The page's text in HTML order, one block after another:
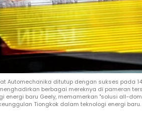
at Automechanika ditutup dengan sukses pada
berbagai mereknya di pameran
energi baru Geely, memamerkan "solusi all-
Tiongkok dalam teknologi energi baru.